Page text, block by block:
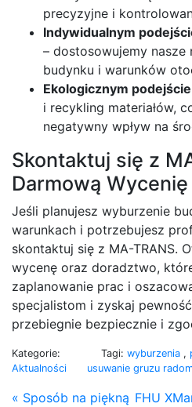
precyzyjne i
Indywidualnym
– dostosowujemy
budynku i warunków
Ekologicznym
i recykling materiałów,
negatywny wpływ na
Skontaktuj się z
Darmową Wycenię
Jeśli planujesz wyburzenie
warunkach i potrzebujesz
skontaktuj się z MA-TRANS.
wycenę oraz doradztwo,
zaplanowanie prac i
specjalistom i zyskaj
przebiegnie bezpiecznie i
Kategorie:
Aktualności
Tagi: wyburzenia ,
usuwanie gruzu
« Sposób na piękną FHU